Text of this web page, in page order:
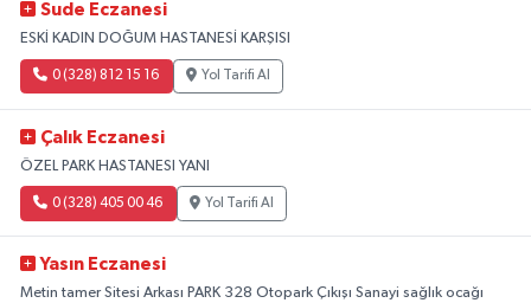
Sude Eczanesi
ESKİ KADIN DOĞUM HASTANESİ KARŞISI
0 (328) 812 15 16 Yol Tarifi Al
Çalık Eczanesi
ÖZEL PARK HASTANESI YANI
0 (328) 405 00 46 Yol Tarifi Al
Yasın Eczanesi
Metin tamer Sitesi Arkası PARK 328 Otopark Çıkışı Sanayi sağlık ocağı